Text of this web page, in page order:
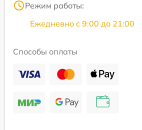
Режим работы:
Ежедневно с 9:00 до 21:00
Способы оплаты